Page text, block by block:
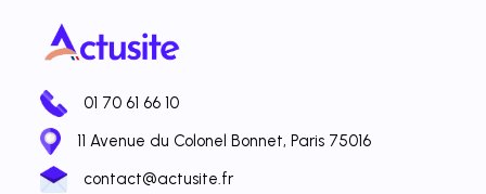
01 70 61 66 10
11 Avenue du Colonel Bonnet, Paris 75016
contact@actusite.fr